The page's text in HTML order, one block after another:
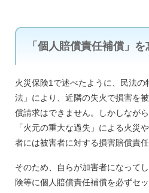
「個人賠償責任補償」
火災保険1で述べたように、民法
法」により、近隣の失火で損害を
償請求はできません。しかしなが
「火元の重大な過失」による火災
者には被害者に対する損害賠償責任
そのため、自らが加害者になって
険等に個人賠償責任補償を必ずセ